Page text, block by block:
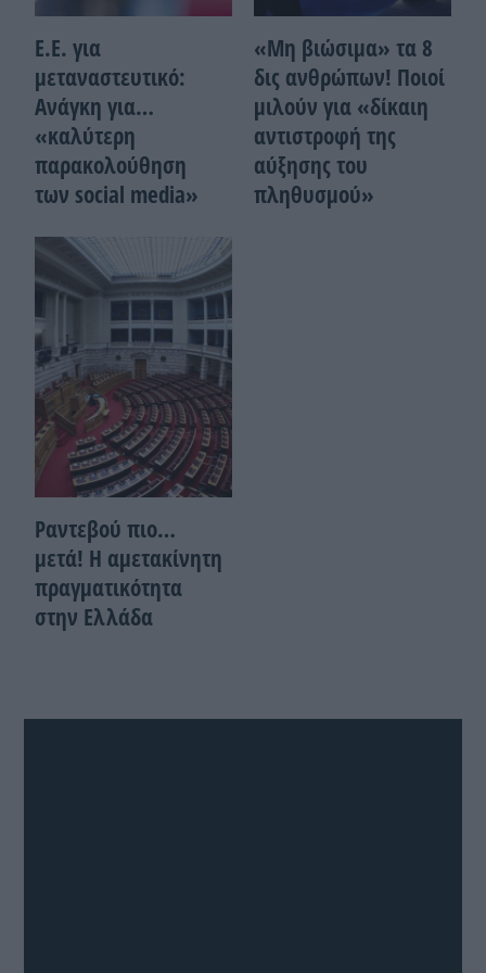
Ε.Ε. για
μεταναστευτικό:
Ανάγκη για…
«καλύτερη
παρακολούθηση
των social media»
«Μη βιώσιμα» τα 8
δις ανθρώπων! Ποιοί
μιλούν για «δίκαιη
αντιστροφή της
αύξησης του
πληθυσμού»
Ραντεβού πιο…
μετά! Η αμετακίνητη
πραγματικότητα
στην Ελλάδα